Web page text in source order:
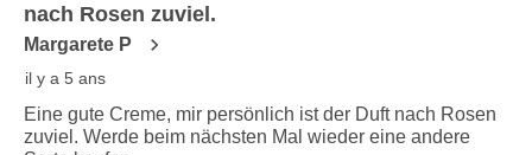
nach Rosen zuviel.
Margarete P
il y a 5 ans
Eine gute Creme, mir persönlich ist der Duft nach Rosen
zuviel. Werde beim nächsten Mal wieder eine andere